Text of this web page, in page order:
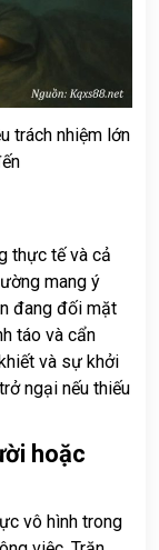
trách nhiệm lớn
thực tế và cả
mang ý
đang đối mặt
táo và cẩn
và sự khởi
ngại nếu thiếu
hoặc
vô hình trong